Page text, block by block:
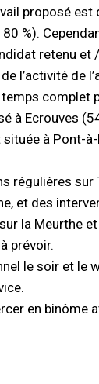
proposé est
%).
retenu et
l’activité de
complet
à Ecrouves
située à Pont-
régulières sur
et des
la Meurthe
prévoir.
le soir et le
en binôme